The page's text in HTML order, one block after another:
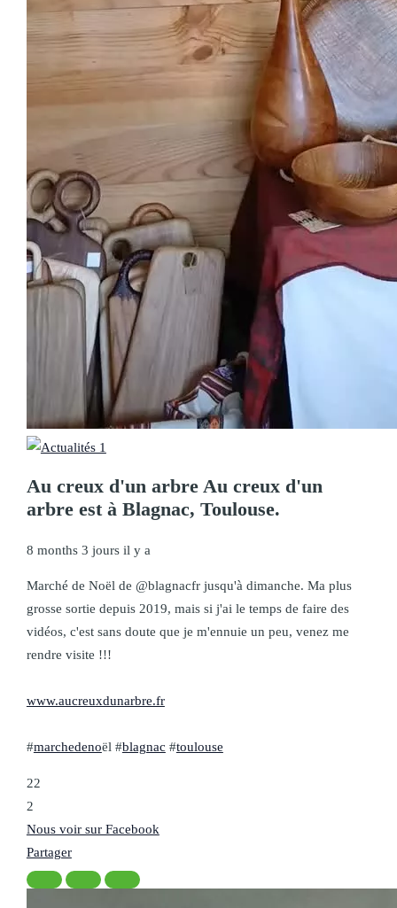
Au creux d'un arbre Au creux d'un
arbre est à Blagnac, Toulouse.
8 months 3 jours il y a
Marché de Noël de @blagnacfr jusqu'à dimanche. Ma plus
grosse sortie depuis 2019, mais si j'ai le temps de faire des
vidéos, c'est sans doute que je m'ennuie un peu, venez me
rendre visite !!!
www.aucreuxdunarbre.fr
#marchedenoël #blagnac #toulouse
22
2
Nous voir sur Facebook
Partager